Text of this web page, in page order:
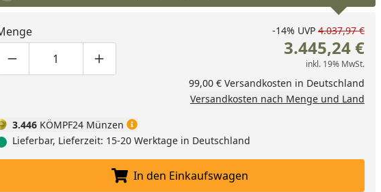
Produktmenge um eins verringern
Produktmenge manuell eingeben
Produktmenge um eins erhöhen
-14% UVP 4.037,97 €
3.445,24 €
inkl. 19% MwSt.
99,00 € Versandkosten in Deutschland
Versandkosten nach Menge und Land
3.446 KÖMPF24 Münzen
Lieferbar, Lieferzeit: 15-20 Werktage in Deutschland
In den Einkaufswagen legen
In den Einkaufswagen